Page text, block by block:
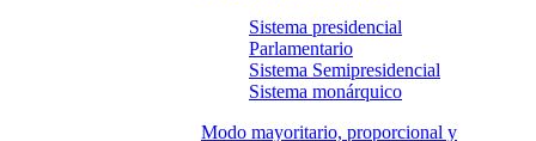
Sistema presidencial
Parlamentario
Sistema Semipresidencial
Sistema monárquico
Modo mayoritario, proporcional y